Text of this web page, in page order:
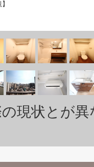
現状とが